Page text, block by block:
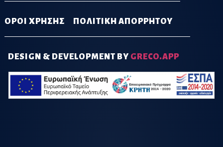
ΟΡΟΙ ΧΡΗΣΗΣ ΠΟΛΙΤΙΚΗ ΑΠΟΡΡΗΤΟΥ
DESIGN & DEVELOPMENT BY GRECO.APP